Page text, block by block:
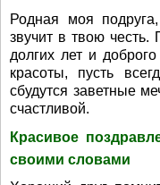
Родная моя
звучит в твою
долгих лет и
красоты, пусть
сбудутся заветные
счастливой.
Красивое
своими словами